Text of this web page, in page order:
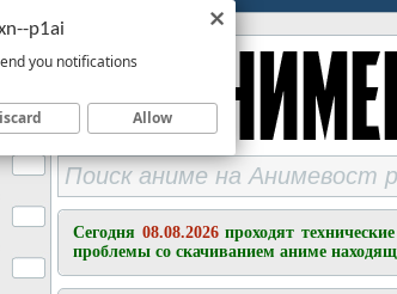
Сегодня 08.08.2026проходят
проблемы со скачиванием аниме
p1ai
you notifications
Allow